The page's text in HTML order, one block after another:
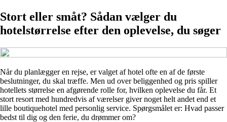
Stort eller småt? Sådan vælger du
hotelstørrelse efter den oplevelse, du søger
Når du planlægger en rejse, er valget af hotel ofte en af de første
beslutninger, du skal træffe. Men ud over beliggenhed og pris spiller
hotellets størrelse en afgørende rolle for, hvilken oplevelse du får. Et
stort resort med hundredvis af værelser giver noget helt andet end et
lille boutiquehotel med personlig service. Spørgsmålet er: Hvad passer
bedst til dig og den ferie, du drømmer om?